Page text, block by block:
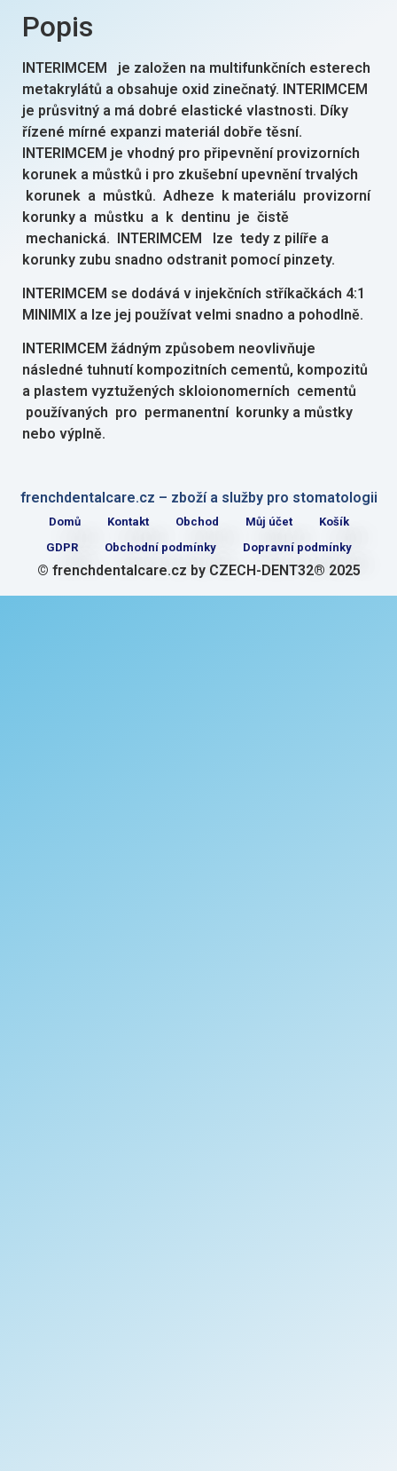
Popis
INTERIMCEM je založen na multifunkčních esterech
metakrylátů a obsahuje oxid zinečnatý. INTERIMCEM
je průsvitný a má dobré elastické vlastnosti. Díky
řízené mírné expanzi materiál dobře těsní.
INTERIMCEM je vhodný pro připevnění provizorních
korunek a můstků i pro zkušební upevnění trvalých
korunek a můstků. Adheze k materiálu provizorní
korunky a můstku a k dentinu je čistě
mechanická. INTERIMCEM lze tedy z pilíře a
korunky zubu snadno odstranit pomocí pinzety.
INTERIMCEM se dodává v injekčních stříkačkách 4:1
MINIMIX a lze jej používat velmi snadno a pohodlně.
INTERIMCEM žádným způsobem neovlivňuje
následné tuhnutí kompozitních cementů, kompozitů
a plastem vyztužených skloionomerních cementů
používaných pro permanentní korunky a můstky
nebo výplně.
frenchdentalcare.cz – zboží a služby pro stomatologii
Domů Kontakt Obchod Můj účet
Košík
GDPR
Obchodní podmínky Dopravní podmínky
© frenchdentalcare.cz by CZECH-DENT32® 2025